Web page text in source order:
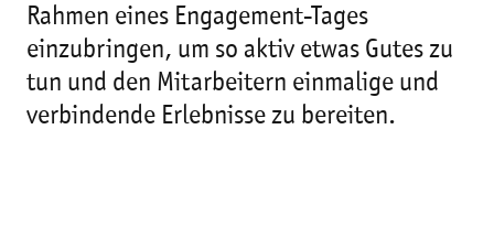
Rahmen eines Engagement-Tages
einzubringen, um so aktiv etwas Gutes zu
tun und den Mitarbeitern einmalige und
verbindende Erlebnisse zu bereiten.